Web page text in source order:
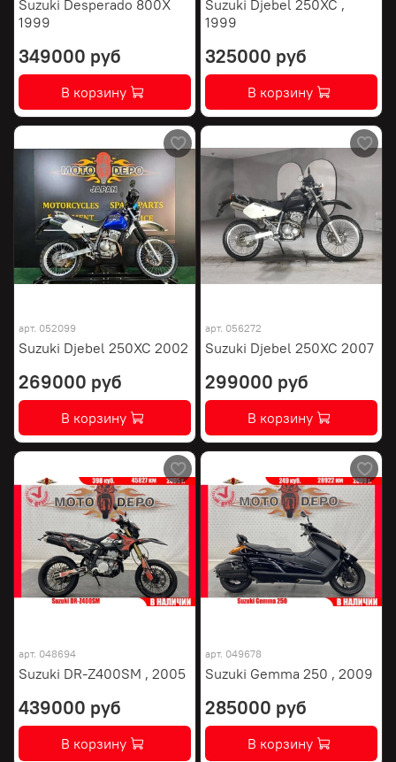
Suzuki Desperado 800X
1999
349000 руб
В корзину
Suzuki Djebel 250XC ,
1999
325000 руб
В корзину
арт. 052099
Suzuki Djebel 250XC 2002
269000 руб
В корзину
арт. 056272
Suzuki Djebel 250XC 2007
299000 руб
В корзину
арт. 048694
Suzuki DR-Z400SM , 2005
439000 руб
В корзину
арт. 049678
Suzuki Gemma 250 , 2009
285000 руб
В корзину